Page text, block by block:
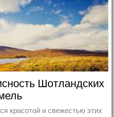
Шотландских
красотой и свежестью этих